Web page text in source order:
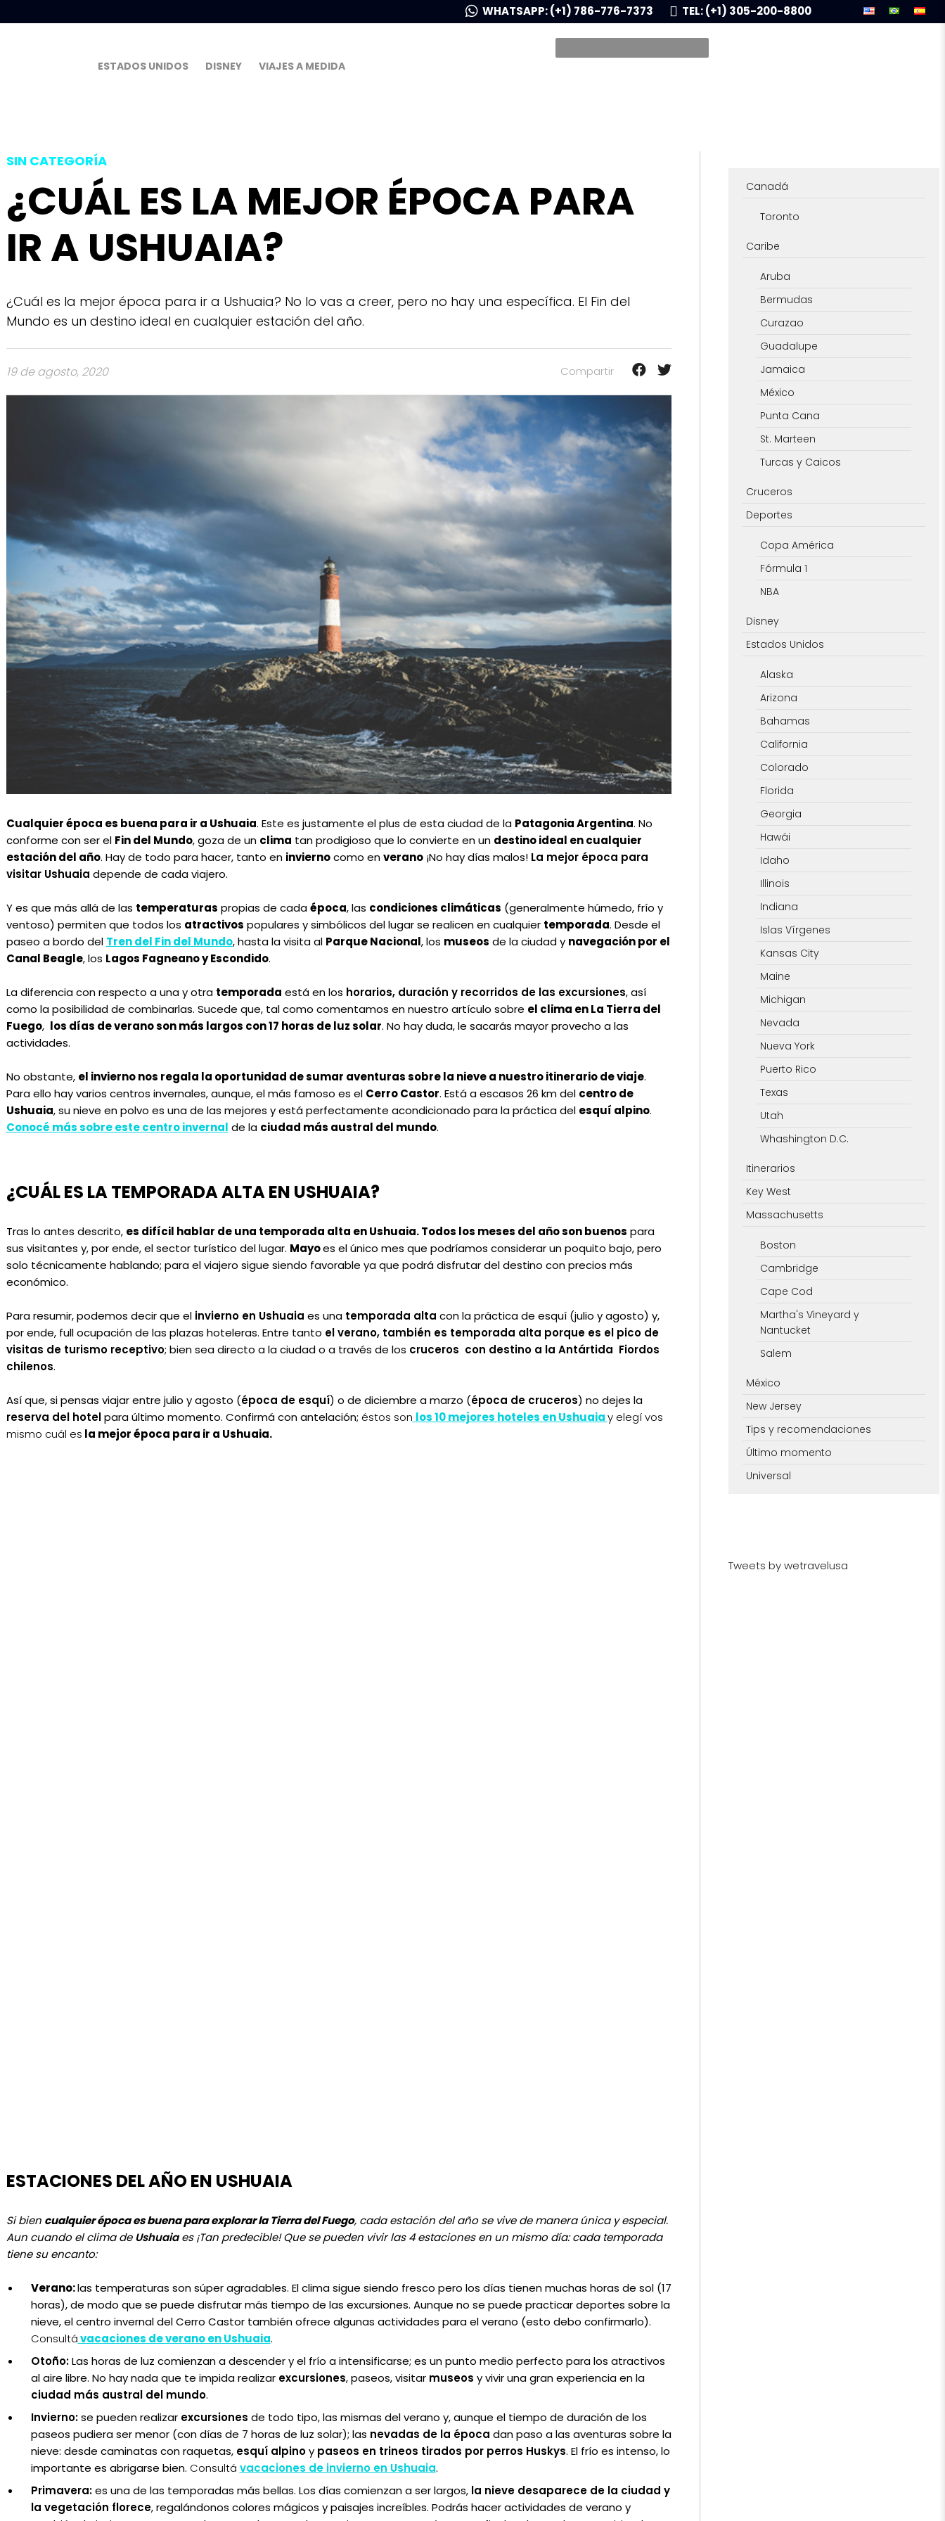
WHATSAPP: (+1) 786-776-7373 TEL: (+1) 305-200-8800
ESTADOS UNIDOS DISNEY VIAJES A MEDIDA
SIN CATEGORÍA
¿CUÁL ES LA MEJOR ÉPOCA PARA
IR A USHUAIA?
¿Cuál es la mejor época para ir a Ushuaia? No lo vas a creer, pero no hay una específica. El Fin del
Mundo es un destino ideal en cualquier estación del año.
19 de agosto, 2020 Compartir
Cualquier época es buena para ir a Ushuaia. Este es justamente el plus de esta ciudad de la Patagonia Argentina. No
conforme con ser el Fin del Mundo, goza de un clima tan prodigioso que lo convierte en un destino ideal en cualquier
estación del año. Hay de todo para hacer, tanto en inviernocomo enverano¡No hay días malos! La mejor época para
visitar Ushuaia depende de cada viajero.
Y es que más allá de las temperaturas propias de cadaépoca, las condiciones climáticas (generalmente húmedo, frío y
ventoso) permiten que todos los atractivos populares y simbólicos del lugar se realicen en cualquier temporada. Desde el
paseo a bordo del Tren del Fin del Mundo, hasta la visita al Parque Nacional, los museos de la ciudad y navegación por el
Canal Beagle, los Lagos Fagneano y Escondido.
La diferencia con respecto a una y otra temporada está en los horarios, duración y recorridos de las excursiones, así
como la posibilidad de combinarlas. Sucede que, tal como comentamos en nuestro artículo sobre el clima en La Tierra del
Fuego, los días de verano son más largos con 17 horas de luz solar. No hay duda, le sacarás mayor provecho a las
actividades.
No obstante, el invierno nos regala la oportunidad de sumar aventuras sobre la nieve a nuestro itinerario de viaje.
Para ello hay varios centros invernales, aunque, el más famoso es el Cerro Castor. Está a escasos 26 km del centro de
Ushuaia, su nieve en polvo es una de las mejores y está perfectamente acondicionado para la práctica del esquí alpino.
Conocé más sobre este centro invernal de la ciudad más austral del mundo.
¿CUÁL ES LA TEMPORADA ALTA EN USHUAIA?
Tras lo antes descrito, es difícil hablar de una temporada alta en Ushuaia. Todos los meses del año son buenos para
sus visitantes y, por ende, el sector turístico del lugar. Mayoes el único mes que podríamos considerar un poquito bajo, pero
solo técnicamente hablando; para el viajero sigue siendo favorable ya que podrá disfrutar del destino con precios más
económico.
Para resumir, podemos decir que el invierno en Ushuaia es una temporada alta con la práctica de esquí (julio y agosto) y,
por ende, full ocupación de las plazas hoteleras. Entre tanto el verano, también es temporada alta porque es el pico de
visitas de turismo receptivo; bien sea directo a la ciudad o a través de los cruceros con destino a la Antártida Fiordos
chilenos.
Así que, si pensas viajar entre julio y agosto (época de esquí) o de diciembre a marzo (época de cruceros) no dejes la
reserva del hotelpara último momento. Confirmá con antelación; éstos son los 10 mejores hoteles en Ushuaiay elegí vos
mismo cuál es la mejor época para ir a Ushuaia.
ESTACIONES DEL AÑO EN USHUAIA
Si bien cualquier época es buena para explorar la Tierra del Fuego, cada estación del año se vive de manera única y especial.
Aun cuando el clima deUshuaiaes ¡Tan predecible! Que se pueden vivir las 4 estaciones en un mismo día: cada temporada
tiene su encanto:
Verano:las temperaturas son súper agradables. El clima sigue siendo fresco pero los días tienen muchas horas de sol (17
horas), de modo que se puede disfrutar más tiempo de las excursiones. Aunque no se puede practicar deportes sobre la
nieve, el centro invernal del Cerro Castor también ofrece algunas actividades para el verano (esto debo confirmarlo).
Consultávacaciones de verano en Ushuaia.
Otoño: Las horas de luz comienzan a descender y el frío a intensificarse; es un punto medio perfecto para los atractivos
al aire libre. No hay nada que te impida realizar excursiones, paseos, visitar museos y vivir una gran experiencia en la
ciudad más austral del mundo.
Invierno: se pueden realizar excursiones de todo tipo, las mismas del verano y, aunque el tiempo de duración de los
paseos pudiera ser menor (con días de 7 horas de luz solar); las nevadas de la época dan paso a las aventuras sobre la
nieve: desde caminatas con raquetas, esquí alpinoy paseos en trineos tirados por perros Huskys. El frío es intenso, lo
importante es abrigarse bien. Consultá vacaciones de invierno en Ushuaia.
Primavera: es una de las temporadas más bellas. Los días comienzan a ser largos, la nieve desaparece de la ciudad y
la vegetación florece, regalándonos colores mágicos y paisajes increíbles. Podrás hacer actividades de verano y
Canadá
Toronto
Caribe
Aruba
Bermudas
Curazao
Guadalupe
Jamaica
México
Punta Cana
St. Marteen
Turcas y Caicos
Cruceros
Deportes
Copa América
Fórmula 1
NBA
Disney
Estados Unidos
Alaska
Arizona
Bahamas
California
Colorado
Florida
Georgia
Hawái
Idaho
Illinois
Indiana
Islas Vírgenes
Kansas City
Maine
Michigan
Nevada
Nueva York
Puerto Rico
Texas
Utah
Whashington D.C.
Itinerarios
Key West
Massachusetts
Boston
Cambridge
Cape Cod
Martha's Vineyard y
Nantucket
Salem
México
New Jersey
Tips y recomendaciones
Último momento
Universal
Tweets by wetravelusa